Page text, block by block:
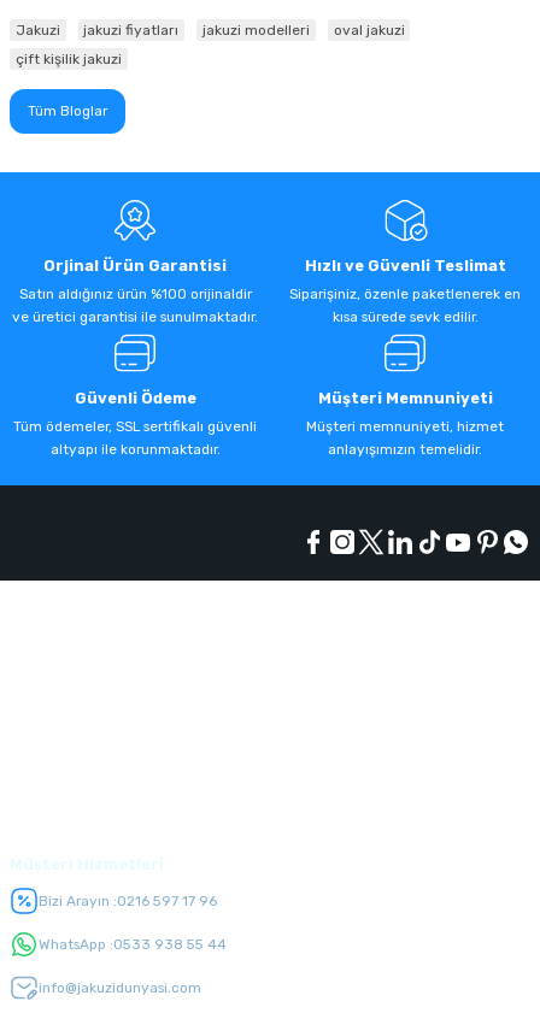
Jakuzi jakuzi fiyatları jakuzi modelleri
oval jakuzi
çift kişilik jakuzi
Tüm Bloglar
Orjinal Ürün Garantisi
Satın aldığınız ürün %100 orijinaldir
ve üretici garantisi ile sunulmaktadır.
Hızlı ve Güvenli Teslimat
Siparişiniz, özenle paketlenerek en
kısa sürede sevk edilir.
Güvenli Ödeme
Tüm ödemeler, SSL sertifikalı güvenli
altyapı ile korunmaktadır.
Müşteri Memnuniyeti
Müşteri memnuniyeti, hizmet
anlayışımızın temelidir.
Bizi Arayın :0216 597 17 96
WhatsApp :0533 938 55 44
info@jakuzidunyasi.com